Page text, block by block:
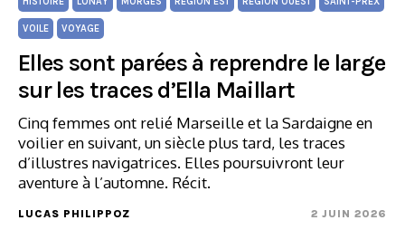
VOILE VOYAGE
Elles sont parées à reprendre le large
sur les traces d’Ella Maillart
Cinq femmes ont relié Marseille et la Sardaigne en
voilier en suivant, un siècle plus tard, les traces
d’illustres navigatrices. Elles poursuivront leur
aventure à l’automne. Récit.
LUCAS PHILIPPOZ 2 JUIN 2026